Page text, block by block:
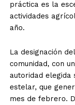
práctica es la
actividades
año.
La designación
comunidad, con
autoridad elegida
estelar, que
mes de febrero.